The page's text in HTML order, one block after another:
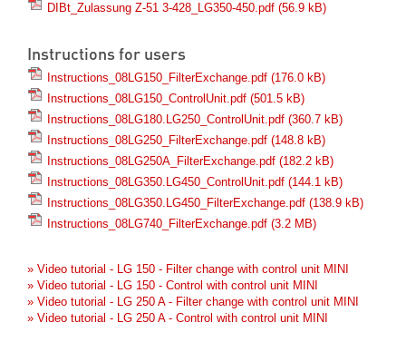
DIBt_Zulassung Z-51 3-428_LG350-450.pdf (56.9 kB)
Instructions for users
Instructions_08LG150_FilterExchange.pdf (176.0 kB)
Instructions_08LG150_ControlUnit.pdf (501.5 kB)
Instructions_08LG180.LG250_ControlUnit.pdf (360.7 kB)
Instructions_08LG250_FilterExchange.pdf (148.8 kB)
Instructions_08LG250A_FilterExchange.pdf (182.2 kB)
Instructions_08LG350.LG450_ControlUnit.pdf (144.1 kB)
Instructions_08LG350.LG450_FilterExchange.pdf (138.9 kB)
Instructions_08LG740_FilterExchange.pdf (3.2 MB)
» Video tutorial - LG 150 - Filter change with control unit MINI
» Video tutorial - LG 150 - Control with control unit MINI
» Video tutorial - LG 250 A - Filter change with control unit MINI
» Video tutorial - LG 250 A - Control with control unit MINI